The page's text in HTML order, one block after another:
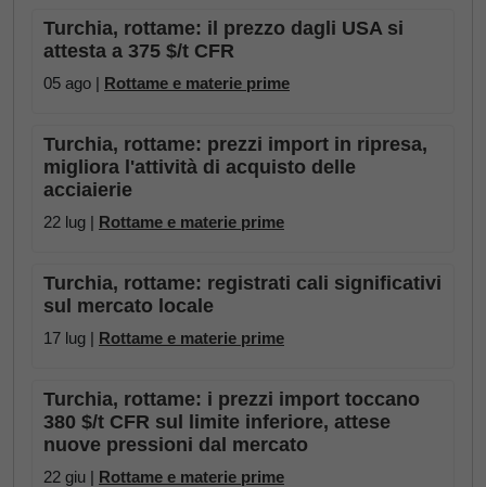
Turchia, rottame: il prezzo dagli USA si
attesta a 375 $/t CFR
05 ago | Rottame e materie prime
Turchia, rottame: prezzi import in ripresa,
migliora l'attività di acquisto delle
acciaierie
22 lug | Rottame e materie prime
Turchia, rottame: registrati cali significativi
sul mercato locale
17 lug | Rottame e materie prime
Turchia, rottame: i prezzi import toccano
380 $/t CFR sul limite inferiore, attese
nuove pressioni dal mercato
22 giu | Rottame e materie prime